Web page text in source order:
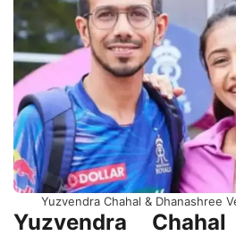
Yuzvendra Chahal & Dhanashree
Yuzvendra